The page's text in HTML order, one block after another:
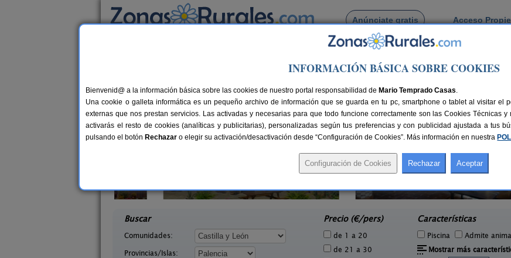
Anúnciate gratis Acceso
Busca por pueblo
Casas Rurales cerca de Husillos
30 €
La Casona de Támara
Buscar
Comunidades:
Provincias/Islas:
Precio (€/pers)
de 1 a 20
de 21 a 30
Características
Piscina Admite
Mostrar más
INFORMACIÓN BÁSICA SOBRE COOKIES
Bienvenid@ a la información básica sobre las cookies de nuestro portal responsabilidad de Mario Temprado Casas.
Una cookie o galleta informática es un pequeño archivo de información que se guarda en tu pc, smartphone o tablet al visitar el
externas que nos prestan servicios. Las activadas y necesarias para que todo funcione correctamente son las Cookies Técnicas
activarás el resto de cookies (analíticas y publicitarias), personalizadas según tus preferencias y con publicidad ajustada a tus
pulsando el botón Rechazar o elegir su activación/desactivación desde “Configuración de Cookies”. Más información en nuestra